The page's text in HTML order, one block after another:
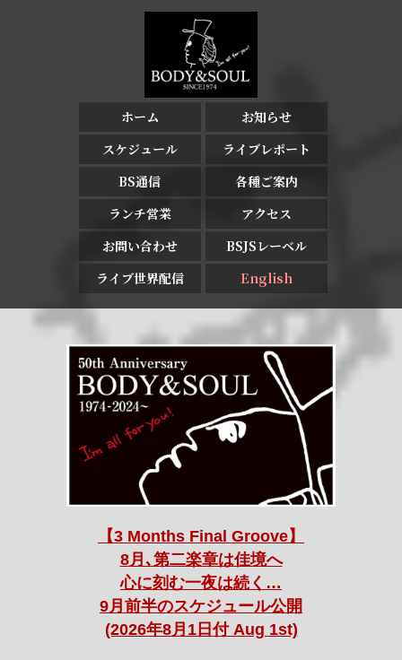
ホーム
お知らせ
スケジュール
ライブレポート
BS通信
各種ご案内
ランチ営業
アクセス
お問い合わせ
BSJSレーベル
ライブ世界配信
English
【3 Months Final Groove】
8月､第二楽章は佳境へ
心に刻む一夜は続く…
9月前半のスケジュール公開
(2026年8月1日付 Aug 1st)